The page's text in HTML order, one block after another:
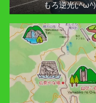
もろ逆光(;^ω^)